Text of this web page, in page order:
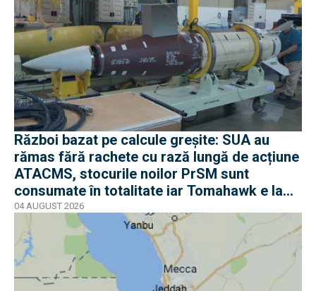
Război bazat pe calcule greșite: SUA au
rămas fără rachete cu rază lungă de acțiune
ATACMS, stocurile noilor PrSM sunt
consumate în totalitate iar Tomahawk e la
jumătate
04 AUGUST 2026